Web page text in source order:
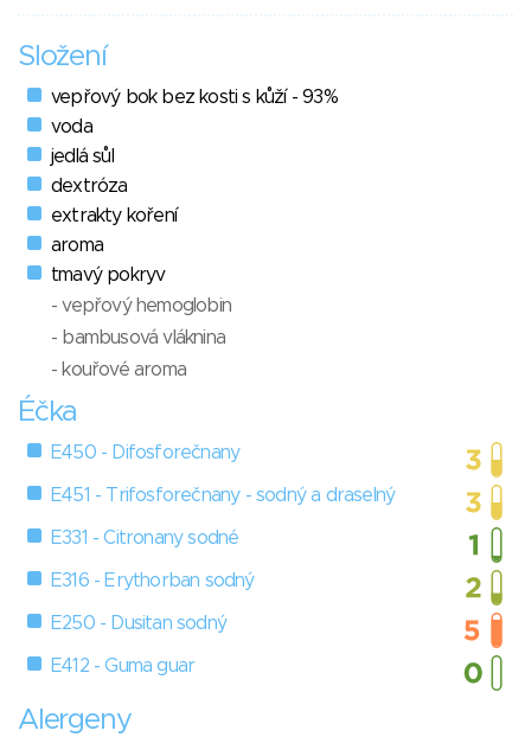
Složení
vepřový bok bez kosti s kůží - 93%
voda
jedlá sůl
dextróza
extrakty koření
aroma
tmavý pokryv
- vepřový hemoglobin
- bambusová vláknina
- kouřové aroma
Éčka
E450 - Difosforečnany
E451 - Trifosforečnany - sodný a draselný
E331 - Citronany sodné
E316 - Erythorban sodný
E250 - Dusitan sodný
E412 - Guma guar
Alergeny